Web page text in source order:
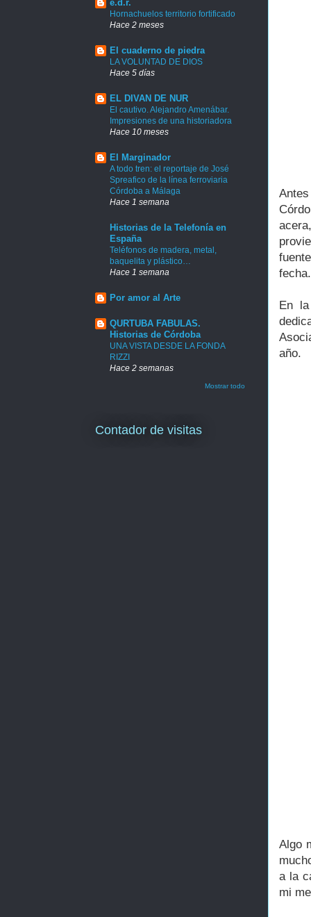
En
año.
Algo
a la
mi
e.d.r.
Hornachuelos territorio fortificado
Hace 2 meses
El cuaderno de piedra
LA VOLUNTAD DE DIOS
Hace 5 días
EL DIVAN DE NUR
El cautivo. Alejandro Amenábar.
Impresiones de una historiadora
Hace 10 meses
El Marginador
A todo tren: el reportaje de José
Spreafico de la línea ferroviaria
Córdoba a Málaga
Hace 1 semana
Historias de la Telefonía en
España
Teléfonos de madera, metal,
baquelita y plástico…
Hace 1 semana
Por amor al Arte
QURTUBA FABULAS.
Historias de Córdoba
UNA VISTA DESDE LA FONDA
RIZZI
Hace 2 semanas
Mostrar todo
Contador de visitas